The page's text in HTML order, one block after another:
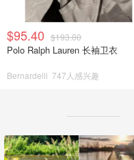
$95.40 $193.00
Polo Ralph Lauren 长袖卫衣
Bernardelli 747人感兴趣